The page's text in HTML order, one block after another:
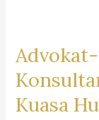
Kuasa